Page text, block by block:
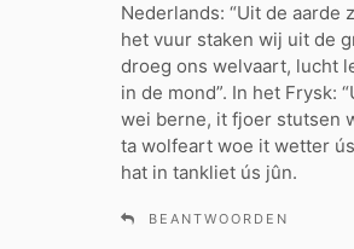
Nederlands: “Uit de aarde
het vuur staken wij uit de
droeg ons welvaart, lucht
in de mond”. In het Frysk:
wei berne, it fjoer stutsen
ta wolfeart woe it wetter
hat in tankliet ús jûn.
BEANTWOORDEN